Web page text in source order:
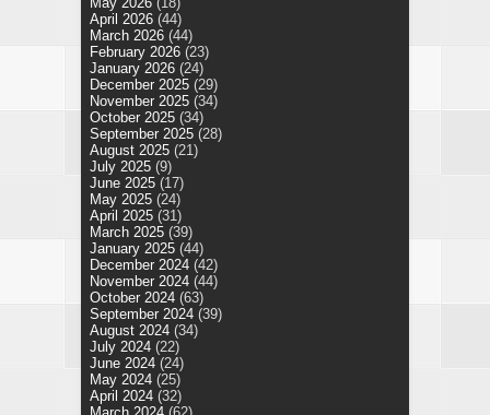
April 2026 (44)
March 2026 (44)
February 2026 (23)
January 2026 (24)
December 2025 (29)
November 2025 (34)
October 2025 (34)
September 2025 (28)
August 2025 (21)
July 2025 (9)
June 2025 (17)
May 2025 (24)
April 2025 (31)
March 2025 (39)
January 2025 (44)
December 2024 (42)
November 2024 (44)
October 2024 (63)
September 2024 (39)
August 2024 (34)
July 2024 (22)
June 2024 (24)
May 2024 (25)
April 2024 (32)